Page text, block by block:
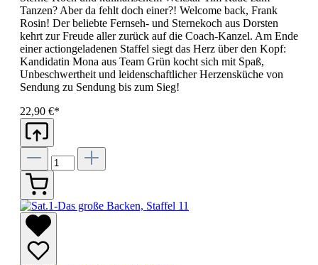
Tanzen? Aber da fehlt doch einer?! Welcome back, Frank
Rosin! Der beliebte Fernseh- und Sternekoch aus Dorsten
kehrt zur Freude aller zurück auf die Coach-Kanzel. Am Ende
einer actiongeladenen Staffel siegt das Herz über den Kopf:
Kandidatin Mona aus Team Grün kocht sich mit Spaß,
Unbeschwertheit und leidenschaftlicher Herzensküche von
Sendung zu Sendung bis zum Sieg!
22,90 €*